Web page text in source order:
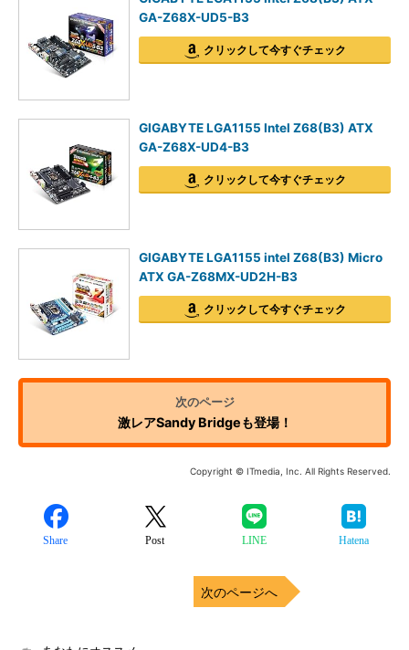
GA-Z68X-UD5-B3
クリックして今すぐチェック
GIGABYTE LGA1155 Intel Z68(B3) ATX
GA-Z68X-UD4-B3
クリックして今すぐチェック
GIGABYTE LGA1155 intel Z68(B3) Micro
ATX GA-Z68MX-UD2H-B3
クリックして今すぐチェック
激レアSandy Bridgeも登場！
Copyright © ITmedia, Inc. All Rights Reserved.
Share Post LINE Hatena
次のページへ